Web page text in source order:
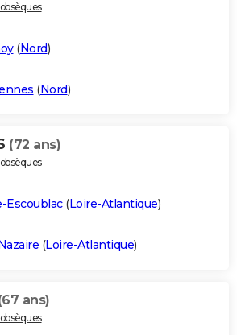
(Nord)
(Nord)
(72 ans)
Escoublac(Loire-Atlantique)
(Loire-Atlantique)
ans)